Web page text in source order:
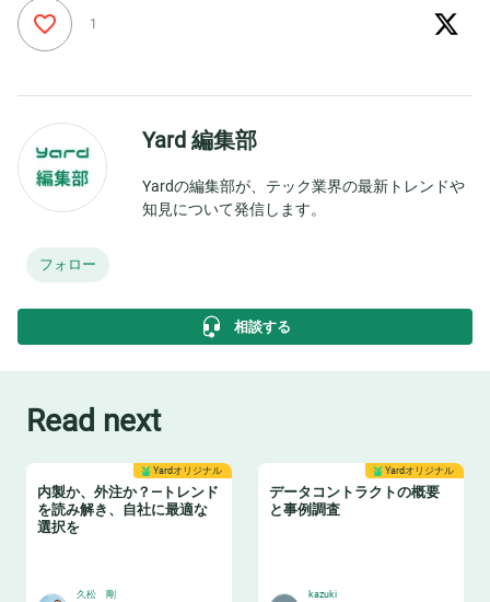
1
Yard 編集部
Yardの編集部が、テック業界の最新トレンドや
知見について発信します。
フォロー
相談する
Read next
Yardオリジナル
内製か、外注か？—トレンド
を読み解き、自社に最適な
選択を
久松 剛
Yardオリジナル
データコントラクトの概要
と事例調査
kazuki